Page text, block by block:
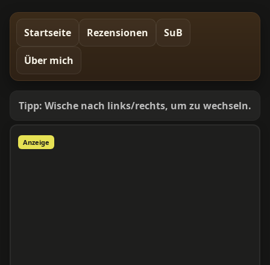
Startseite Rezensionen SuB
Über mich
Tipp: Wische nach links/rechts, um zu wechseln.
Anzeige